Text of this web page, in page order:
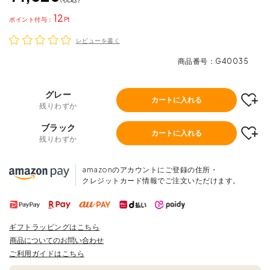
12
ポイント
レビューを書く
商品番号 G40035
グレー
残りわずか
カートに入れる
ブラック
残りわずか
カートに入れる
amazonのアカウントにご登録の住所・
クレジットカード情報でご注文いただけます。
ギフトラッピングはこちら
商品についてのお問い合わせ
ご利用ガイドはこちら